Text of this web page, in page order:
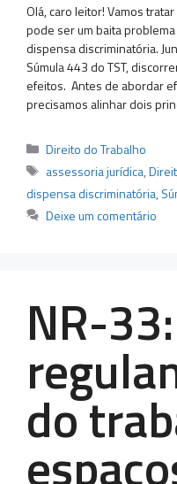
Olá, caro leitor! Vamos
pode ser um baita
dispensa discriminatória.
Súmula 443 do TST,
efeitos. Antes de abordar
precisamos alinhar dois
Categorias
Direito do Trabalho
Tags
assessoria jurídica,
dispensa discriminatória,
Deixe um comentário
NR-33:
do